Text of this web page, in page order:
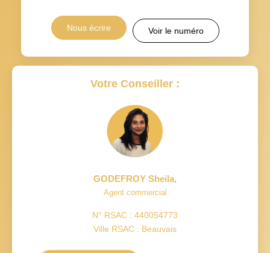
Nous écrire Voir le numéro
Votre Conseiller :
GODEFROY Sheila,
Agent commercial
N° RSAC : 440054773
Ville RSAC : Beauvais